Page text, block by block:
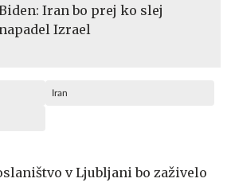
Iran bo prej ko slej
napadel Izrael
Iran
v Ljubljani bo zaživelo